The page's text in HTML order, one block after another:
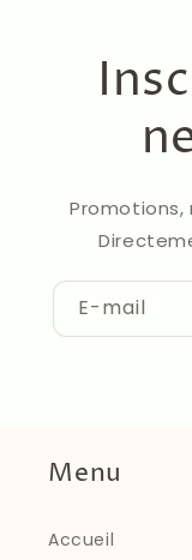
Promotions,
E-mail
Menu
Accueil